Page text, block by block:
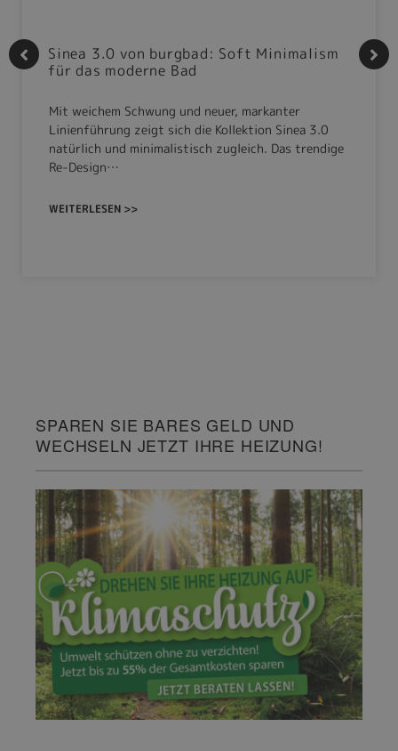
Sinea 3.0 von burgbad: Soft Minimalism
für das moderne Bad
Mit weichem Schwung und neuer, markanter
Linienführung zeigt sich die Kollektion Sinea 3.0
natürlich und minimalistisch zugleich. Das trendige
Re-Design…
WEITERLESEN >>
SPAREN SIE BARES GELD UND
WECHSELN JETZT IHRE HEIZUNG!